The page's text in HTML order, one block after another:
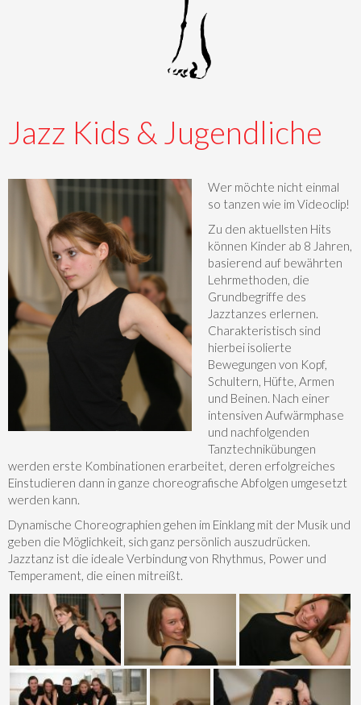
Jazz Kids & Jugendliche
Wer möchte nicht einmal
so tanzen wie im Videoclip!
Zu den aktuellsten Hits
können Kinder ab 8 Jahren,
basierend auf bewährten
Lehrmethoden, die
Grundbegriffe des
Jazztanzes erlernen.
Charakteristisch sind
hierbei isolierte
Bewegungen von Kopf,
Schultern, Hüfte, Armen
und Beinen. Nach einer
intensiven Aufwärmphase
und nachfolgenden
Tanztechnikübungen
werden erste Kombinationen erarbeitet, deren erfolgreiches
Einstudieren dann in ganze choreografische Abfolgen umgesetzt
werden kann.
Dynamische Choreographien gehen im Einklang mit der Musik und
geben die Möglichkeit, sich ganz persönlich auszudrücken.
Jazztanz ist die ideale Verbindung von Rhythmus, Power und
Temperament, die einen mitreißt.